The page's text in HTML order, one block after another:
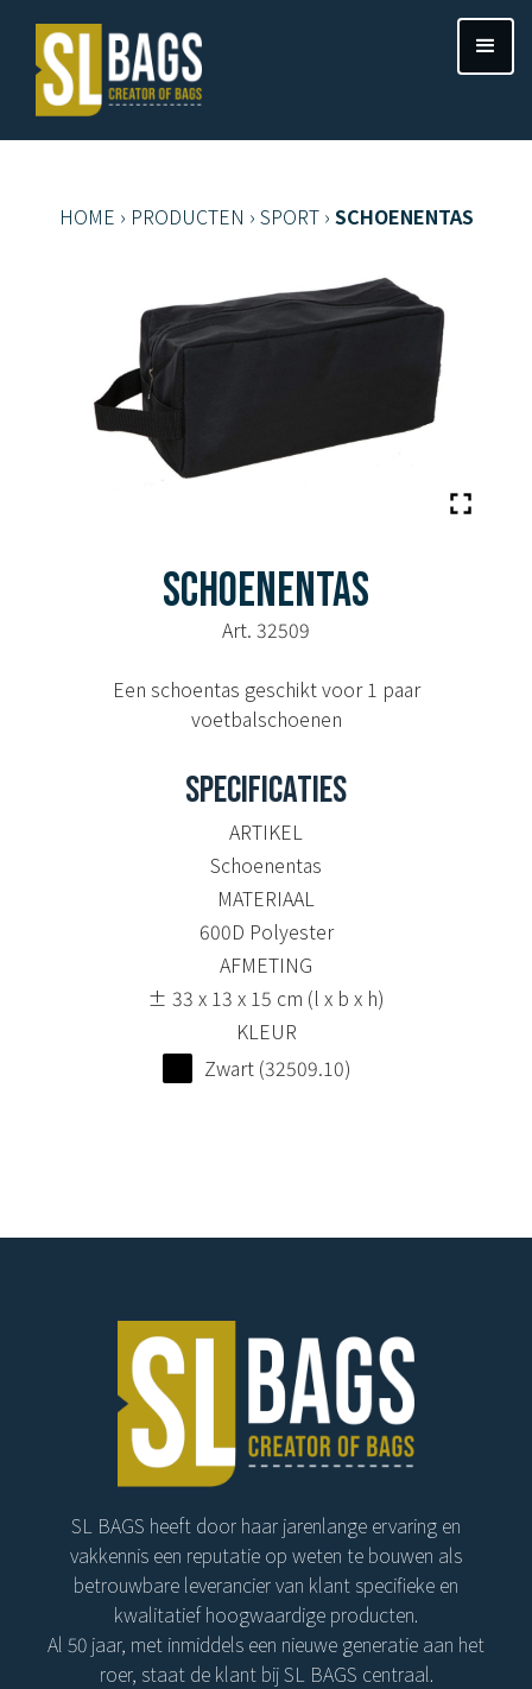
HOME › PRODUCTEN › SPORT› SCHOENENTAS
SCHOENENTAS
Art. 32509
Een schoentas geschikt voor 1 paar
voetbalschoenen
SPECIFICATIES
ARTIKEL
Schoenentas
MATERIAAL
600D Polyester
AFMETING
± 33 x 13 x 15 cm (l x b x h)
KLEUR
Zwart (32509.10)
SL BAGS heeft door haar jarenlange ervaring en
vakkennis een reputatie op weten te bouwen als
betrouwbare leverancier van klant specifieke en
kwalitatief hoogwaardige producten.
Al 50 jaar, met inmiddels een nieuwe generatie aan het
roer, staat de klant bij SL BAGS centraal.